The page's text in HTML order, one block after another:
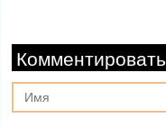
Комментировать